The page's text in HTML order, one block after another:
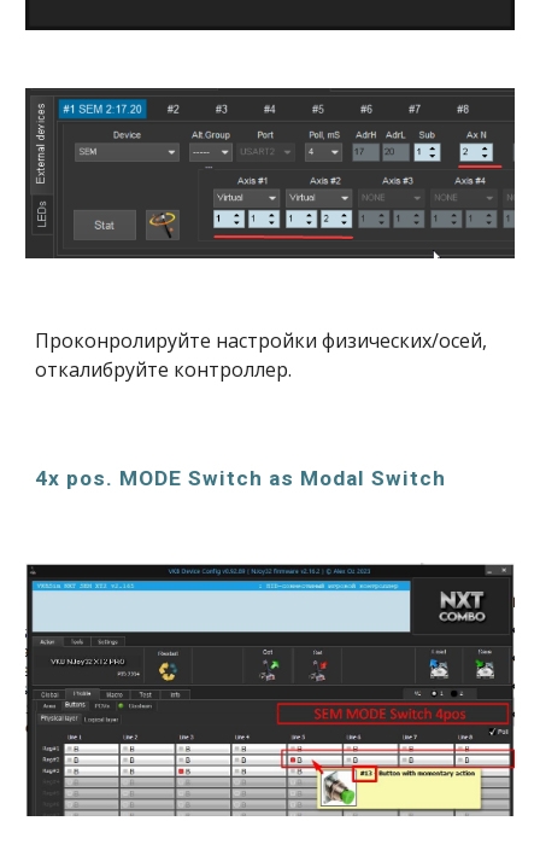
Проконролируйте настройки физических/осей,
откалибруйте контроллер.
4x pos. MODE Switch as Modal Switch